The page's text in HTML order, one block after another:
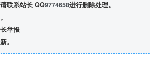
联系站长 QQ9774658进行删除处理。
举报
。